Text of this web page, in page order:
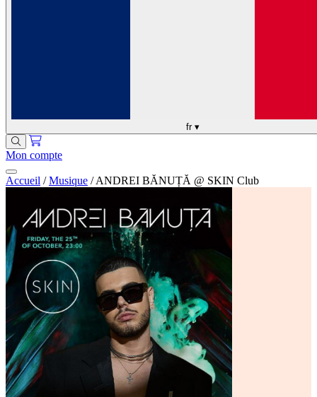
fr ▾
Mon compte
Accueil / Musique / ANDREI BĂNUȚĂ @ SKIN Club